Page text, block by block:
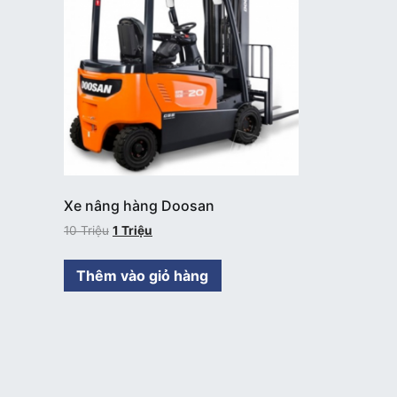
Xe nâng hàng Doosan
10Triệu 1 Triệu
Thêm vào giỏ hàng